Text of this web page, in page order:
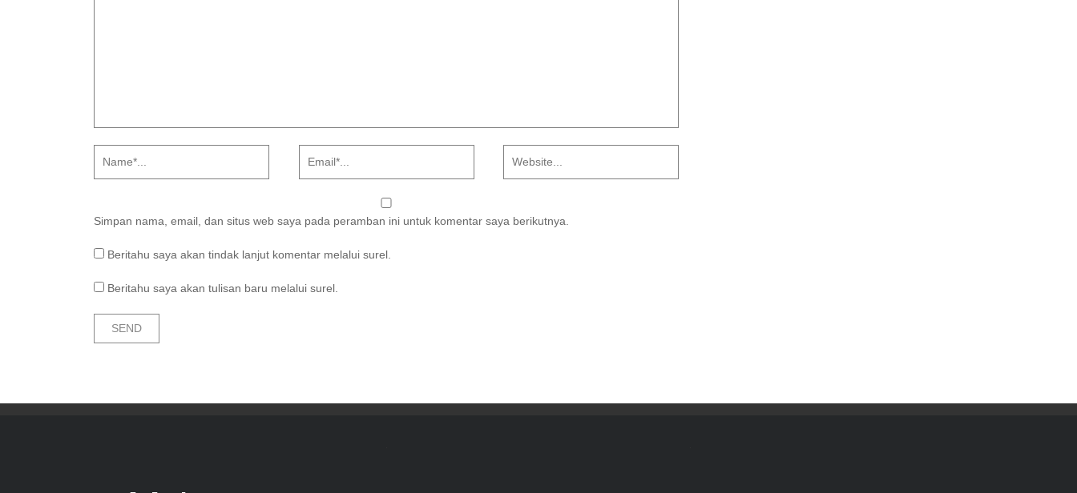
Simpan nama, email, dan situs web saya pada peramban ini untuk komentar saya berikutnya.
Beritahu saya akan tindak lanjut komentar melalui surel.
Beritahu saya akan tulisan baru melalui surel.